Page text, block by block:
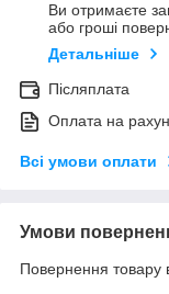
Ви отримаєте
або гроші
Детальніше
Післяплата
Оплата на
Всі умови оплати
Умови
Повернення товару